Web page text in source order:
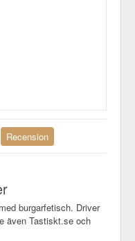
Recension
burgarfetisch. Driver
även Tastiskt.se och